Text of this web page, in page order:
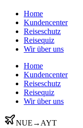
Home
Kundencenter
Reiseschutz
Reisequiz
Wir über uns
Home
Kundencenter
Reiseschutz
Reisequiz
Wir über uns
NUE → AYT